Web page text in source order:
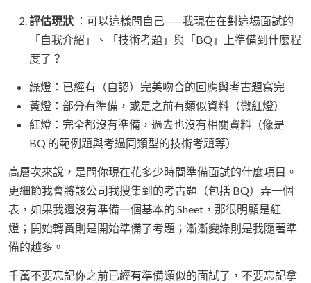
評估現狀 ：可以這樣問自己——我現在在對這場面試的
「自我介紹」、「技術考題」與「BQ」上準備到什麼程
度了？
綠燈：已經有（自認）完美吻合的回應與考古題寫完
黃燈：部分有準備，或是之前有類似資料（微紅燈）
紅燈：完全都沒有準備，過去也沒有相關資料（像是
BQ 的範例題與考過同類型的技術考題等）
高層次來說，是問你現在花多少時間準備面試的什麼項目。
更細節我會將該公司我搜集到的考古題（包括 BQ）弄一個
表，如果我還沒有準備一個基本的 Sheet，那很明顯是紅
燈；開始轉黃則是開始準備了考題；漸漸變綠則是我隨著準
備的越多。
千萬不要忘記你之前已經有準備類似的面試了，不要忘記拿